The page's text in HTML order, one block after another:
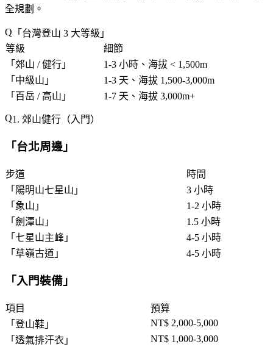
全規劃。
「 台灣登山 3 大等級 」
等級
細節
「 郊山 / 健行 」
1-3 小時、海拔 < 1,500m
「 中級山 」
1-3 天、海拔 1,500-3,000m
「 百岳 / 高山 」 1-7 天、海拔 3,000m+
1. 郊山健行（入門）
「台北周邊 」
步道
時間
「 陽明山七星山 」
3 小時
「 象山 」
1-2 小時
「 劍潭山 」
1.5 小時
「 七星山主峰 」
4-5 小時
「 草嶺古道 」 4-5 小時
「 入門裝備 」
項目
預算
「 登山鞋 」
NT$ 2,000-5,000
「 透氣排汗衣 」
NT$ 1,000-3,000